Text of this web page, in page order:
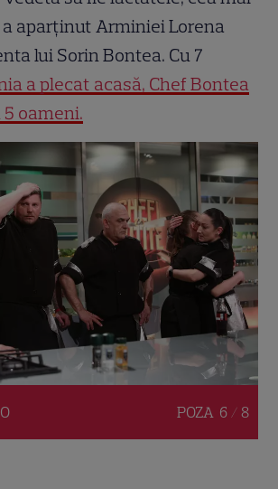
aparținut Arminiei Lorena
lui Sorin Bontea. Cu 7
a plecat acasă, Chef Bontea
oameni.
POZA 6 / 8